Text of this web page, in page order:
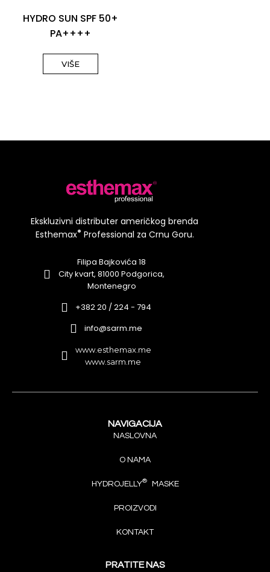
HYDRO SUN SPF 50+
PA++++
VIŠE
Ekskluzivni distributer američkog brenda
Esthemax® Professional za Crnu Goru.
Filipa Bajkovića 18
City kvart, 81000 Podgorica,
Montenegro
+382 20 / 224 - 794
info@sarm.me
www.esthemax.me
www.sarm.me
NAVIGACIJA
NASLOVNA
O NAMA
HYDROJELLY® MASKE
PROIZVODI
KONTAKT
PRATITE NAS